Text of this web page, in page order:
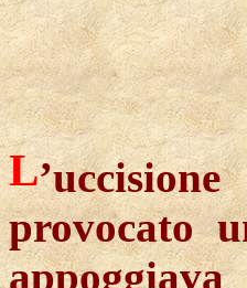
L
provocato